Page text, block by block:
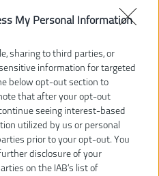
My Personal Information
sharing to third parties, or
information for targeted
below opt-out section to
that after your opt-out
seeing interest-based
utilized by us or personal
prior to your opt-out. You
disclosure of your
on the IAB’s list of
DO KOŠÍKA
4932464571
Milwaukee
Elektrikárske náradie.
4058546225162
24 mesiacov